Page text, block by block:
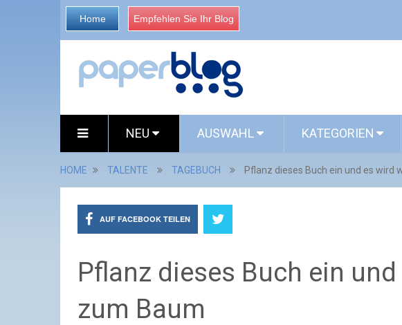
Home Empfehlen Sie Ihr Blog
NEU AUSWAHL KATEGORIEN
HOME TALENTE TAGEBUCH Pflanz dieses Buch ein und es wird
AUF FACEBOOK TEILEN
Pflanz dieses Buch ein
zum Baum